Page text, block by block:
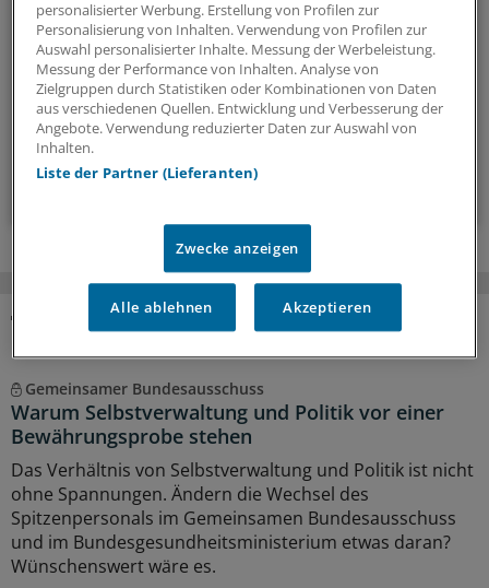
Nützliches für Ihre tägliche Arbeit, lassen Sie sich von
Kolleginnen und Kollegen inspirieren - und seien Sie immer
einen Schritt voraus.
wöchentlich (Sonntag)
Zum Abonnieren bitte anmelden
Gemeinsamer Bundesausschuss
Warum Selbstverwaltung und Politik vor einer
Bewährungsprobe stehen
Das Verhältnis von Selbstverwaltung und Politik ist nicht
ohne Spannungen. Ändern die Wechsel des
Spitzenpersonals im Gemeinsamen Bundesausschuss
und im Bundesgesundheitsministerium etwas daran?
Wünschenswert wäre es.
personalisierter Werbung. Erstellung von Profilen zur
Personalisierung von Inhalten. Verwendung von Profilen zur
Auswahl personalisierter Inhalte. Messung der Werbeleistung.
Messung der Performance von Inhalten. Analyse von
Zielgruppen durch Statistiken oder Kombinationen von Daten
aus verschiedenen Quellen. Entwicklung und Verbesserung der
Angebote. Verwendung reduzierter Daten zur Auswahl von
Inhalten.
Liste der Partner (Lieferanten)
Zwecke anzeigen
Alle ablehnen Akzeptieren